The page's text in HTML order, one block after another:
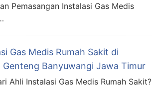
Pemasangan Instalasi Gas Medis
Gas Medis Rumah Sakit di
Genteng Banyuwangi Jawa Timur
Ahli Instalasi Gas Medis Rumah Sakit?